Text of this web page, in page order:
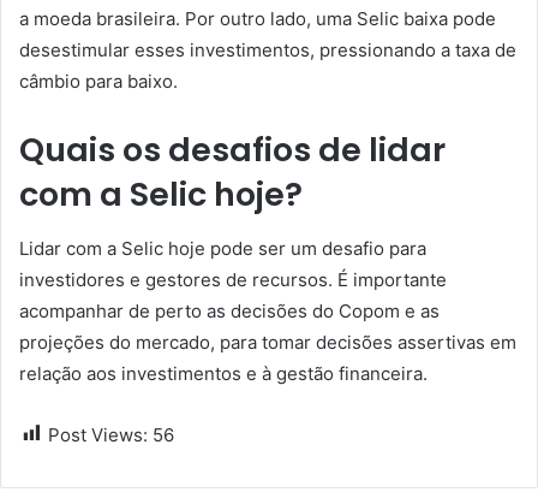
a moeda brasileira. Por outro lado, uma Selic baixa pode
desestimular esses investimentos, pressionando a taxa de
câmbio para baixo.
Quais os desafios de lidar
com a Selic hoje?
Lidar com a Selic hoje pode ser um desafio para
investidores e gestores de recursos. É importante
acompanhar de perto as decisões do Copom e as
projeções do mercado, para tomar decisões assertivas em
relação aos investimentos e à gestão financeira.
Post Views: 56